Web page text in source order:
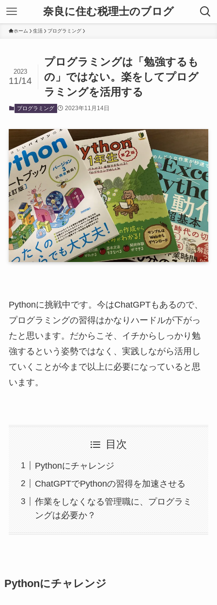
奈良に住む税理士のブログ
ホーム 生活 プログラミング
プログラミングは「勉強するも
の」ではない。楽をしてプログ
ラミングを活用する
2023
11/14
プログラミング 2023年11月14日
Pythonに挑戦中です。今はChatGPTもあるので、
プログラミングの習得はかなりハードルが下がっ
たと思います。だからこそ、イチからしっかり勉
強するという姿勢ではなく、実践しながら活用し
ていくことが今まで以上に必要になっていると思
います。
目次
Pythonにチャレンジ
ChatGPTでPythonの習得を加速させる
作業をしなくなる管理職に、プログラミ
ングは必要か？
Pythonにチャレンジ